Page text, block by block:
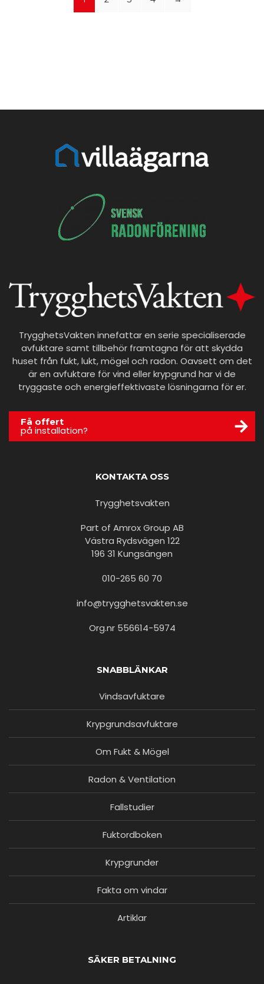
TrygghetsVakten innefattar en serie specialiserade
avfuktare samt tillbehör framtagna för att skydda
huset från fukt, lukt, mögel och radon. Oavsett om det
är en avfuktare för vind eller krypgrund har vi de
tryggaste och energieffektivaste lösningarna för er.
Få offert
på installation?
KONTAKTA OSS
Trygghetsvakten
Part of Amrox Group AB
Västra Rydsvägen 122
196 31 Kungsängen
010-265 60 70
info@trygghetsvakten.se
Org.nr 556614-5974
SNABBLÄNKAR
Vindsavfuktare
Krypgrundsavfuktare
Om Fukt & Mögel
Radon & Ventilation
Fallstudier
Fuktordboken
Krypgrunder
Fakta om vindar
Artiklar
SÄKER BETALNING